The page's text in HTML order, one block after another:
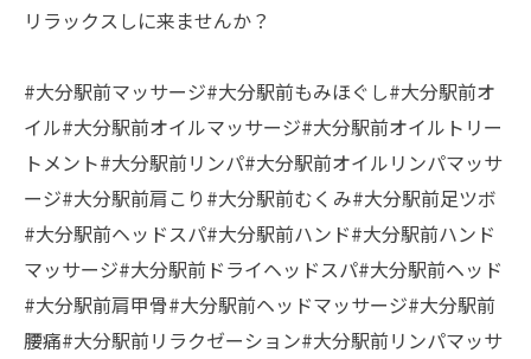
リラックスしに来ませんか？
#大分駅前マッサージ#大分駅前もみほぐし#大分駅前オ
イル#大分駅前オイルマッサージ#大分駅前オイルトリー
トメント#大分駅前リンパ#大分駅前オイルリンパマッサ
ージ#大分駅前肩こり#大分駅前むくみ#大分駅前足ツボ
#大分駅前ヘッドスパ#大分駅前ハンド#大分駅前ハンド
マッサージ#大分駅前ドライヘッドスパ#大分駅前ヘッド
#大分駅前肩甲骨#大分駅前ヘッドマッサージ#大分駅前
腰痛#大分駅前リラクゼーション#大分駅前リンパマッサ